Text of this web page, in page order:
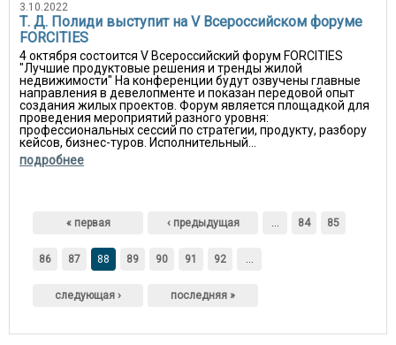
3.10.2022
Т. Д. Полиди выступит на V Всероссийском форуме
FORCITIES
4 октября состоится V Всероссийский форум FORCITIES
"Лучшие продуктовые решения и тренды жилой
недвижимости" На конференции будут озвучены главные
направления в девелопменте и показан передовой опыт
создания жилых проектов. Форум является площадкой для
проведения мероприятий разного уровня:
профессиональных сессий по стратегии, продукту, разбору
кейсов, бизнес-туров. Исполнительный...
подробнее
Страницы
« первая ‹ предыдущая … 84 85
86 87 88 89 90 91 92 …
следующая › последняя »